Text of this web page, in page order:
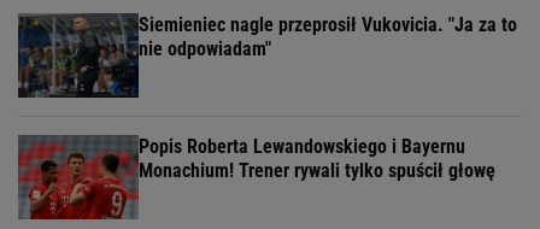
Siemieniec nagle przeprosił Vukovicia. "Ja za to
nie odpowiadam"
Popis Roberta Lewandowskiego i Bayernu
Monachium! Trener rywali tylko spuścił głowę